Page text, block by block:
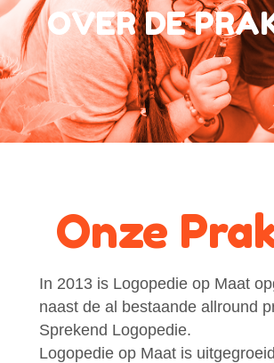
OVER DE
Onze
In 2013 is Logopedie op Maat
naast de al bestaande allround
Sprekend Logopedie.
Logopedie op Maat is